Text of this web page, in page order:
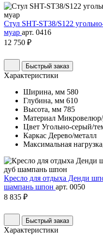
Стул SHT-ST38/S122
муар арт. 0416
12 750 ₽
Быстрый заказ
Характеристики
Ширина, мм 580
Глубина, мм 610
Высота, мм 785
Материал Микровелюр/
Цвет Угольно-серый/
Каркас Дерево/металл
Максимальная
Кресло для отдыха Денди
шампань шпон арт. 0050
8 835 ₽
Быстрый заказ
Характеристики